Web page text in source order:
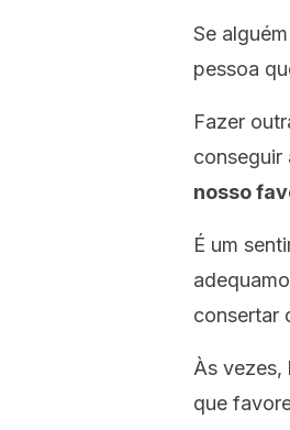
Se
pessoa
Fazer
conseguir
nosso
É um
consertar
Às vezes,
que